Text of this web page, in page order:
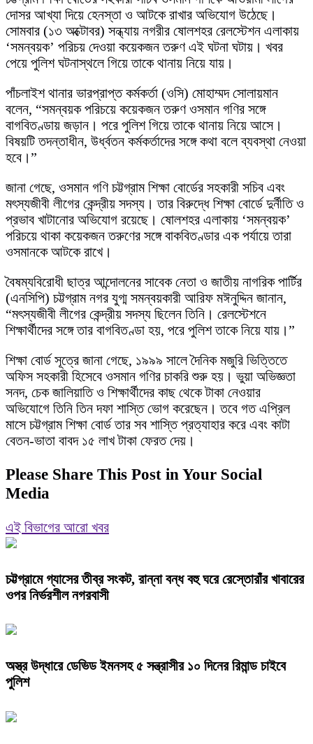
দোসর আখ্যা দিয়ে হেনস্তা ও আটকে রাখার অভিযোগ উঠেছে।
সোমবার (১৩ অক্টোবর) সন্ধ্যায় নগরীর ষোলশহর রেলস্টেশন এলাকায়
‘সমন্বয়ক’ পরিচয় দেওয়া কয়েকজন তরুণ এই ঘটনা ঘটায়। খবর
পেয়ে পুলিশ ঘটনাস্থলে গিয়ে তাকে থানায় নিয়ে যায়।
পাঁচলাইশ থানার ভারপ্রাপ্ত কর্মকর্তা (ওসি) মোহাম্মদ সোলায়মান
বলেন, “সমন্বয়ক পরিচয়ে কয়েকজন তরুণ ওসমান গণির সঙ্গে
বাগবিতণ্ডায় জড়ান। পরে পুলিশ গিয়ে তাকে থানায় নিয়ে আসে।
বিষয়টি তদন্তাধীন, উর্ধ্বতন কর্মকর্তাদের সঙ্গে কথা বলে ব্যবস্থা নেওয়া
হবে।”
জানা গেছে, ওসমান গণি চট্টগ্রাম শিক্ষা বোর্ডের সহকারী সচিব এবং
মৎস্যজীবী লীগের কেন্দ্রীয় সদস্য। তার বিরুদ্ধে শিক্ষা বোর্ডে দুর্নীতি ও
প্রভাব খাটানোর অভিযোগ রয়েছে। ষোলশহর এলাকায় ‘সমন্বয়ক’
পরিচয়ে থাকা কয়েকজন তরুণের সঙ্গে বাকবিতণ্ডার এক পর্যায়ে তারা
ওসমানকে আটকে রাখে।
বৈষম্যবিরোধী ছাত্র আন্দোলনের সাবেক নেতা ও জাতীয় নাগরিক পার্টির
(এনসিপি) চট্টগ্রাম নগর যুগ্ম সমন্বয়কারী আরিফ মঈনুদ্দিন জানান,
“মৎস্যজীবী লীগের কেন্দ্রীয় সদস্য ছিলেন তিনি। রেলস্টেশনে
শিক্ষার্থীদের সঙ্গে তার বাগবিতণ্ডা হয়, পরে পুলিশ তাকে নিয়ে যায়।”
শিক্ষা বোর্ড সূত্রে জানা গেছে, ১৯৯৯ সালে দৈনিক মজুরি ভিত্তিতে
অফিস সহকারী হিসেবে ওসমান গণির চাকরি শুরু হয়। ভুয়া অভিজ্ঞতা
সনদ, চেক জালিয়াতি ও শিক্ষার্থীদের কাছ থেকে টাকা নেওয়ার
অভিযোগে তিনি তিন দফা শাস্তি ভোগ করেছেন। তবে গত এপ্রিল
মাসে চট্টগ্রাম শিক্ষা বোর্ড তার সব শাস্তি প্রত্যাহার করে এবং কাটা
বেতন-ভাতা বাবদ ১৫ লাখ টাকা ফেরত দেয়।
Please Share This Post in Your Social
Media
এই বিভাগের আরো খবর
চট্টগ্রামে গ্যাসের তীব্র সংকট, রান্না বন্ধ বহু ঘরে রেস্তোরাঁর খাবারের
ওপর নির্ভরশীল নগরবাসী
অস্ত্র উদ্ধারে ডেভিড ইমনসহ ৫ সন্ত্রাসীর ১০ দিনের রিমান্ড চাইবে
পুলিশ